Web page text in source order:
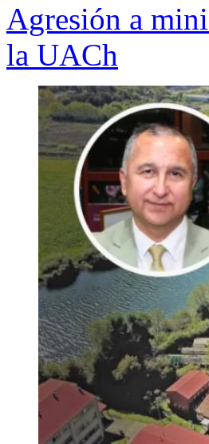
Agresión a
la UACh